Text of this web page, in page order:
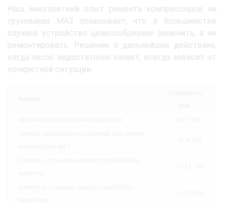
Наш многолетний опыт ремонта компрессоров на
грузовиках МАЗ показывает, что в большинстве
случаев устройство целесообразнее заменить, а не
ремонтировать. Решение о дальнейших действиях,
когда насос недостаточно качает, всегда зависит от
конкретной ситуации.